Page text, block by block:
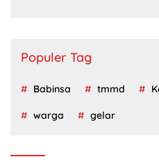
Populer Tag
Babinsa tmmd
warga gelar